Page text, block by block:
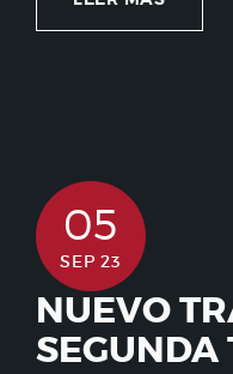
05
SEP 23
NUEVO
SEGUNDA